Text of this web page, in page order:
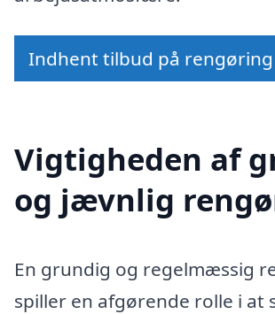
Indhent tilbud på
Vigtigheden af
og jævnlig
En grundig og regelmæssig
spiller en afgørende rolle i at